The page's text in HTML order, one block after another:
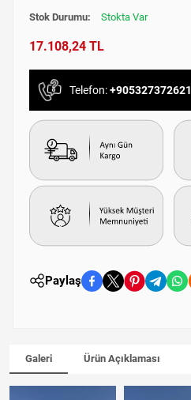
Stok Durumu: Stokta Var
17.108,24 TL
Telefon:+905327372621
Paylaş
Galeri Ürün Açıklaması